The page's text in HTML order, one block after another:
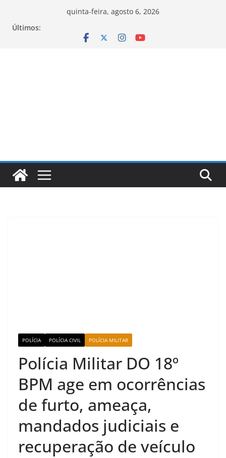
quinta-feira, agosto 6, 2026
Últimos:
POLÍCIA POLÍCIA CIVIL POLÍCIA MILITAR
Polícia Militar DO 18º
BPM age em ocorrências
de furto, ameaça,
mandados judiciais e
recuperação de veículo